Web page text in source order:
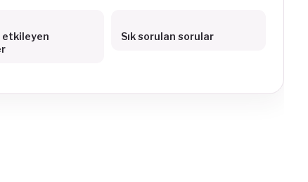
etkileyen
Sık sorulan sorular